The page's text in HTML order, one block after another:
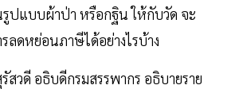
ปแบบผ้าป่า หรือกฐิน ให้กับวัด จะ
ลดหย่อนภาษีได้อย่างไรบ้าง
สวดี อธิบดีกรมสรรพากร อธิบายราย